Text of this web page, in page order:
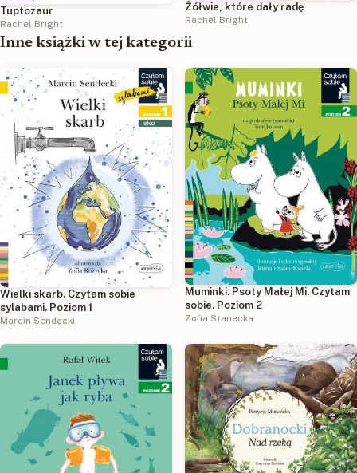
Tuptozaur
Rachel Bright
Żółwie, które dały radę
Rachel Bright
Inne książki w tej kategorii
Wielki skarb. Czytam sobie
sylabami. Poziom 1
Marcin Sendecki
Muminki. Psoty Małej Mi. Czytam
sobie. Poziom 2
Zofia Stanecka